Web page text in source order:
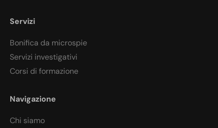
Servizi
Bonifica da microspie
Servizi investigativi
Corsi di formazione
Navigazione
Chi siamo